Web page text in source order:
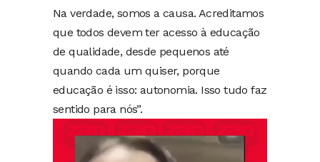
Na verdade, somos a causa. Acreditamos
que todos devem ter acesso à educação
de qualidade, desde pequenos até
quando cada um quiser, porque
educação é isso: autonomia. Isso tudo faz
sentido para nós”.